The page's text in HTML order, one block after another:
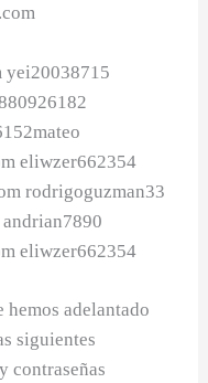
yei20038715
eliwzer662354
rodrigoguzman33
andrian7890
eliwzer662354
adelantado
siguientes
contraseñas